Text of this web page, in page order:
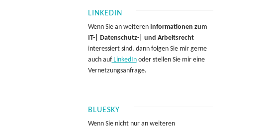
LINKEDIN
Wenn Sie an weiteren Informationen zum
IT-| Datenschutz-| und Arbeitsrecht
interessiert sind, dann folgen Sie mir gerne
auch aufLinkedInoder stellen Sie mir eine
Vernetzungsanfrage.
BLUESKY
Wenn Sie nicht nur an weiteren